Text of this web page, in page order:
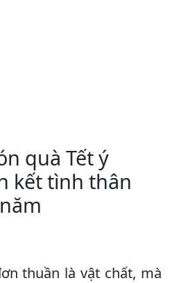
quà Tết ý
kết tình thân
thuần là vật chất, mà